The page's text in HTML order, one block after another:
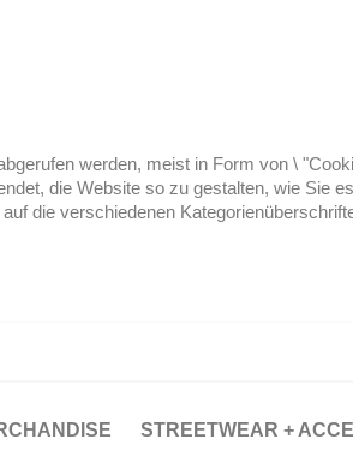
werden, meist in Form von \
die Website so zu gestalten, wie Sie
die verschiedenen
STREETWEAR +